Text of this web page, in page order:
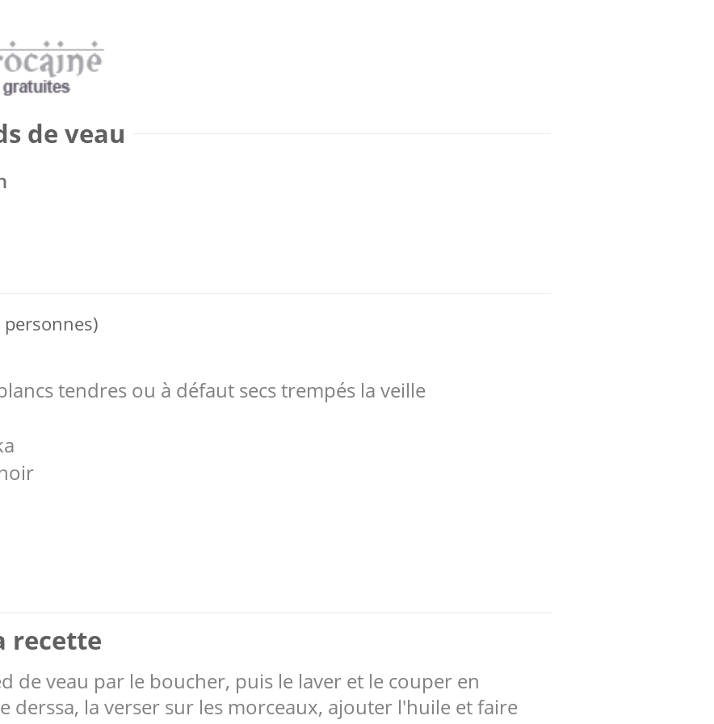
de veau
tendres ou à défaut secs trempés la veille
recette
de veau par le boucher, puis le laver et le couper en
derssa, la verser sur les morceaux, ajouter l'huile et faire